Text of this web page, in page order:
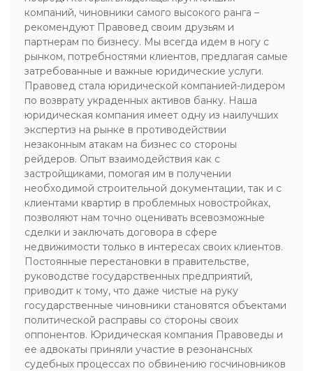
компаний, чиновники самого высокого ранга –
рекомендуют Правовед своим друзьям и
партнерам по бизнесу. Мы всегда идем в ногу с
рынком, потребностями клиентов, предлагая самые
затребованные и важные юридические услуги.
Правовед стала юридической компанией-лидером
по возврату украденных активов банку. Наша
юридическая компания имеет одну из наилучших
экспертиз на рынке в противодействии
незаконным атакам на бизнес со стороны
рейдеров. Опыт взаимодействия как с
застройщиками, помогая им в получении
необходимой строительной документации, так и с
клиентами квартир в проблемных новостройках,
позволяют нам точно оценивать всевозможные
сделки и заключать договора в сфере
недвижимости только в интересах своих клиентов.
Постоянные перестановки в правительстве,
руководстве государственных предприятий,
приводит к тому, что даже чистые на руку
государственные чиновники становятся объектами
политической расправы со стороны своих
оппонентов. Юридическая компания Правоведы и
ее адвокаты приняли участие в резонансных
судебных процессах по обвинению госчиновников